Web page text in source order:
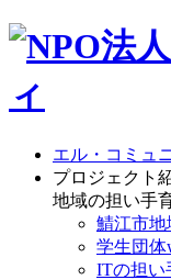
エル・コミュ
プロジェクト
地域の担い手
鯖江市地
学生団体
ITの担い